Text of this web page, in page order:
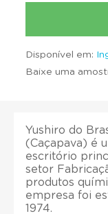
Disponível em:
Baixe uma
Yushiro do
(Caçapava) é
escritório
setor
produtos
empresa foi
1974.